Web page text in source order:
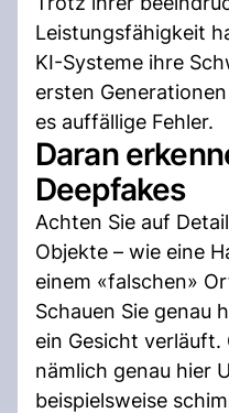
Leistungsfähigkeit
KI-Systeme ihre
ersten
es auffällige Fehler.
Daran
Deepfakes
Achten Sie auf
Objekte – wie eine
einem «falschen»
Schauen Sie genau
ein Gesicht
nämlich genau hier
beispielsweise